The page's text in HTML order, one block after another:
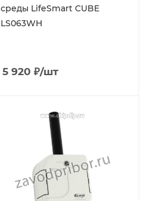
среды LifeSmart CUBE
LS063WH
5 920 ₽/шт